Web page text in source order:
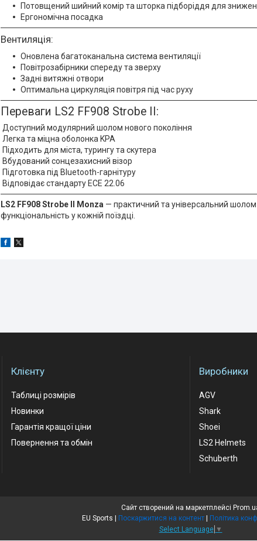
Потовщений шийний комір та шторка підборіддя для
Ергономічна посадка
Вентиляція:
Оновлена багатоканальна система вентиляції
Повітрозабірники спереду та зверху
Задні витяжні отвори
Оптимальна циркуляція повітря під час руху
Переваги LS2 FF908 Strobe II:
Доступний модулярний шолом нового покоління
Легка та міцна оболонка KPA
Підходить для міста, турингу та скутера
Вбудований сонцезахисний візор
Підготовка під Bluetooth-гарнітуру
Відповідає стандарту ECE 22.06
LS2 FF908 Strobe II Monza — практичний та універсальний
функціональність у кожній поїздці.
Клієнту
Таблиці розмірів
Новинки
Гарантія кращої ціни
Повернення та обмін
Виробники
AGV
Shark
Shoei
LS2 Helmets
Schuberth
Сайт створений на маркетплейсі
Поскаржитися на контент
Політика
Select Language ▼